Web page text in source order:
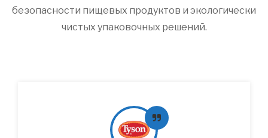
безопасности пищевых продуктов и экологически
чистых упаковочных решений.